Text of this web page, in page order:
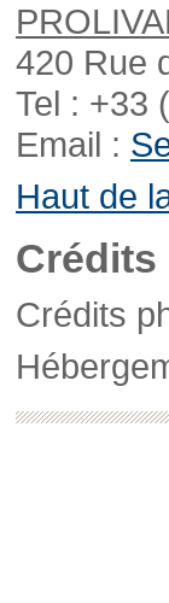
420 Rue
Tel : +33
Email :
Haut de
Crédits
Crédits